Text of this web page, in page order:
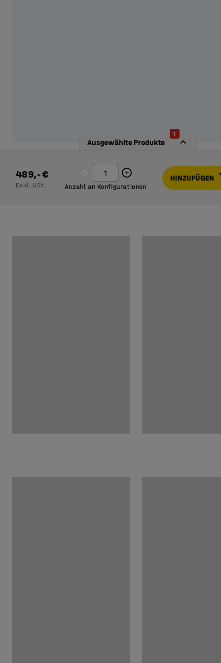
Ausgewählte Produkte
1
489,- €
Exkl. USt. Anzahl an Konfigurationen
HINZUFÜGEN